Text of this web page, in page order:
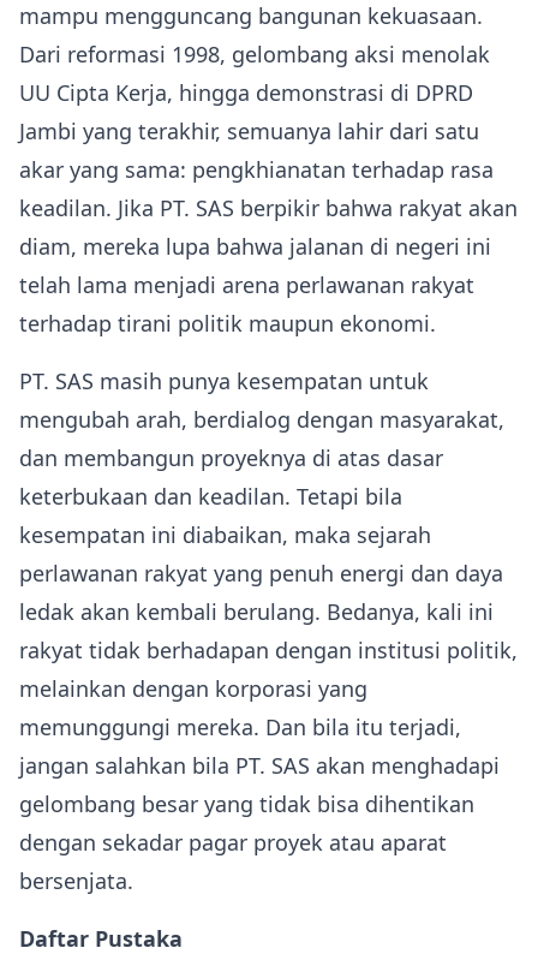
mampu mengguncang bangunan kekuasaan.
Dari reformasi 1998, gelombang aksi menolak
UU Cipta Kerja, hingga demonstrasi di DPRD
Jambi yang terakhir, semuanya lahir dari satu
akar yang sama: pengkhianatan terhadap rasa
keadilan. Jika PT. SAS berpikir bahwa rakyat akan
diam, mereka lupa bahwa jalanan di negeri ini
telah lama menjadi arena perlawanan rakyat
terhadap tirani politik maupun ekonomi.
PT. SAS masih punya kesempatan untuk
mengubah arah, berdialog dengan masyarakat,
dan membangun proyeknya di atas dasar
keterbukaan dan keadilan. Tetapi bila
kesempatan ini diabaikan, maka sejarah
perlawanan rakyat yang penuh energi dan daya
ledak akan kembali berulang. Bedanya, kali ini
rakyat tidak berhadapan dengan institusi politik,
melainkan dengan korporasi yang
memunggungi mereka. Dan bila itu terjadi,
jangan salahkan bila PT. SAS akan menghadapi
gelombang besar yang tidak bisa dihentikan
dengan sekadar pagar proyek atau aparat
bersenjata.
Daftar Pustaka